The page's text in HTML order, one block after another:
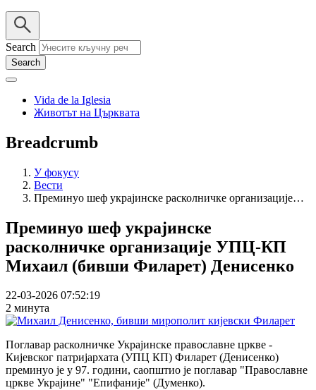
Search
Vida de la Iglesia
Животът на Църквата
Breadcrumb
У фокусу
Вести
Преминуо шеф украјинске расколничке организације…
Преминуо шеф украјинске
расколничке организације УПЦ-КП
Михаил (бивши Филарет) Денисенко
22-03-2026 07:52:19
2 минута
Поглавар расколничке Украјинске православне цркве -
Кијевског патријархата (УПЦ КП) Филарет (Денисенко)
преминуо је у 97. години, саопштио је поглавар "Православне
цркве Украјине" "Епифаније" (Думенко).